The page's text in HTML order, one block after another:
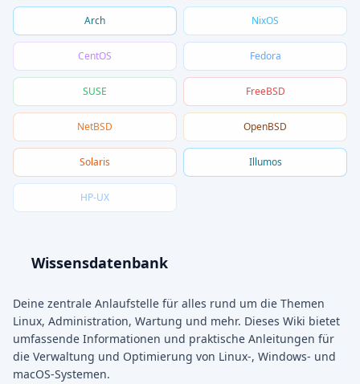
Arch NixOS
CentOS Fedora
SUSE FreeBSD
NetBSD OpenBSD
Solaris Illumos
HP-UX
Wissensdatenbank
Deine zentrale Anlaufstelle für alles rund um die Themen
Linux, Administration, Wartung und mehr. Dieses Wiki bietet
umfassende Informationen und praktische Anleitungen für
die Verwaltung und Optimierung von Linux-, Windows- und
macOS-Systemen.